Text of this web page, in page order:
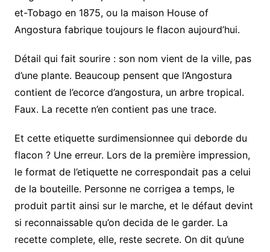
et-Tobago en 1875, ou la maison House of
Angostura fabrique toujours le flacon aujourd’hui.
Détail qui fait sourire : son nom vient de la ville, pas
d’une plante. Beaucoup pensent que l’Angostura
contient de l’ecorce d’angostura, un arbre tropical.
Faux. La recette n’en contient pas une trace.
Et cette etiquette surdimensionnee qui deborde du
flacon ? Une erreur. Lors de la première impression,
le format de l’etiquette ne correspondait pas a celui
de la bouteille. Personne ne corrigea a temps, le
produit partit ainsi sur le marche, et le défaut devint
si reconnaissable qu’on decida de le garder. La
recette complete, elle, reste secrete. On dit qu’une